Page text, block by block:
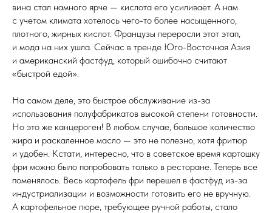
вина стал намного ярче — кислота его усиливает. А нам
с учетом климата хотелось чего-то более насыщенного,
плотного, жирных кислот. Французы переросли этот этап,
и мода на них ушла. Сейчас в тренде Юго-Восточная Азия
и американский фастфуд, который ошибочно считают
«быстрой едой».
На самом деле, это быстрое обслуживание из-за
использования полуфабрикатов высокой степени готовности.
Но это же канцероген! В любом случае, большое количество
жира и раскаленное масло — это не полезно, хотя фритюр
и удобен. Кстати, интересно, что в советское время картошку
фри можно было попробовать только в ресторане. Теперь все
поменялось. Весь картофель фри перешел в фастфуд из-за
индустриализации и возможности готовить его не вручную.
А картофельное пюре, требующее ручной работы, стало